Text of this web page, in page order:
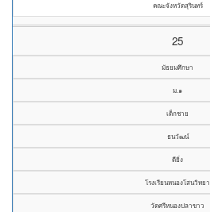
คณะจังหวัดสุรินทร์
25
มัธยมศึกษา
ม.๑
เด็กชาย
ธนวัฒน์
ดียิ่ง
โรงเรียนหนองโสนวิทยา
วัดศรีหนองปลาขาว